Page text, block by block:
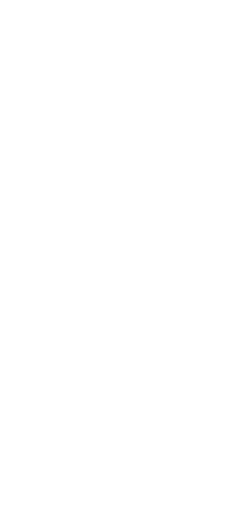
szuka takich miejsc,
podróżować i odkrywać